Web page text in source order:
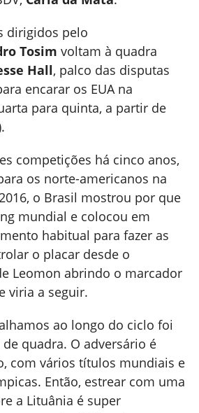
dirigidos pelo
Tosim voltam à quadra
Hall, palco das disputas
encarar os EUA na
para quinta, a partir de
competições há cinco anos,
os norte-americanos na
o Brasil mostrou por que
mundial e colocou em
habitual para fazer as
o placar desde o
Leomon abrindo o marcador
viria a seguir.
ao longo do ciclo foi
quadra. O adversário é
com vários títulos mundiais e
Então, estrear com uma
a Lituânia é super